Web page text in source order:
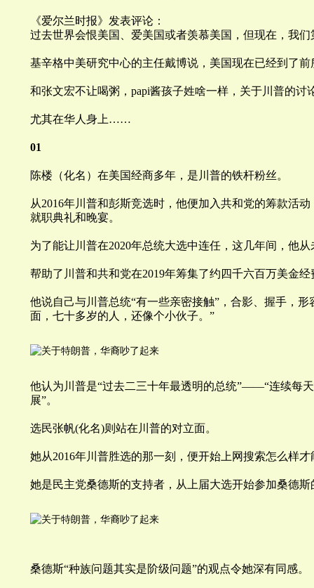
《爱尔兰时报》发表评论：
过去世界会恨美国、爱美国或者羡慕美国，但现在，我
基辛格中美研究中心的主任戴博说， 美国现在已经到了
和张文宏不让喝粥，papi酱孩子姓啥一样，关于川 普的讨
尤其在华人身上……
01
陈楼（化名）在美国经商多年，是 川 普的铁杆粉丝。
从2016年川 普和彭斯竞选时，他便加入共和党的筹款活动
就职典礼和晚宴。
为了能让 川 普在2020年总统大选中连任，这几年间，他
帮助了 川 普和共和党在2019年筹集了约四千六百万美金经
他说自己与川 普总统“有一些亲密接触”，合影、握手，形
面，七十多岁的人，还像个小伙子。 ”
他认为 川 普是“过去二三十年最透明的总统”——“连续每
展”。
选民张帆(化名)则站在 川 普的对立面。
她从2016年川 普胜选的那一刻，便开始上网搜索怎么样才
她是民主党桑德斯的支持者，从上届大选开始参加桑德斯
桑德斯“种族问题其实是阶级问题”的观点令她深有同感。